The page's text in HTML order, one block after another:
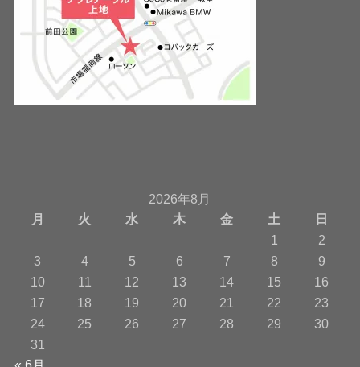
2026年8月
月
火 水 木 金 土
日
1
2
3
4 5 6 7 8
9
10
11 12 13 14 15
16
17
18 19 20 21 22
23
24
25 26 27 28 29
30
31